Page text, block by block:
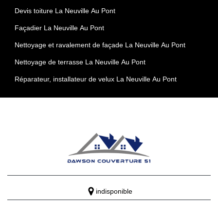
Devis toiture La Neuville Au Pont
Façadier La Neuville Au Pont
Nettoyage et ravalement de façade La Neuville Au Pont
Nettoyage de terrasse La Neuville Au Pont
Réparateur, installateur de velux La Neuville Au Pont
indisponible